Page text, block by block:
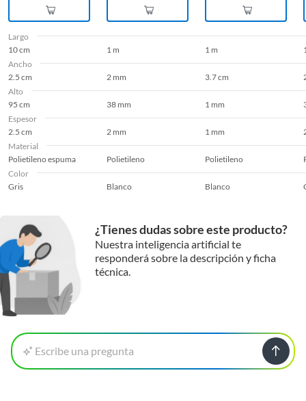
Largo
10 cm
1 m 1 m
Ancho
2.5 cm
2 mm 3.7 cm
Alto
95 cm
38 mm 1 mm
Espesor
2.5 cm
2 mm 1 mm
Material
Polietileno espuma
Polietileno Polietileno
Color
Gris
Blanco Blanco
¿Tienes dudas sobre este producto?
Nuestra inteligencia artificial te
responderá sobre la descripción y ficha
técnica.
Escribe una pregunta